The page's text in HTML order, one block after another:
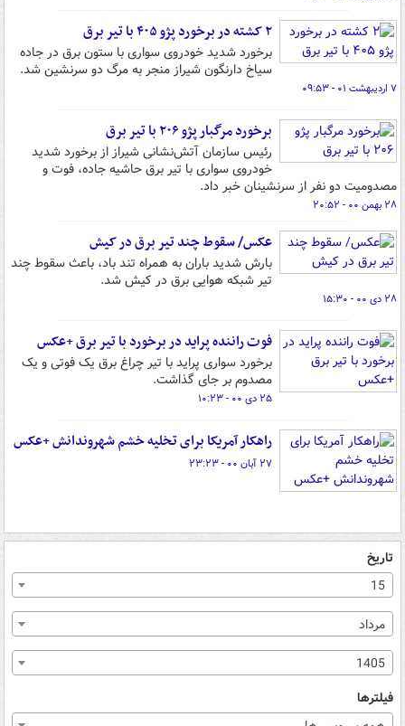
۲ کشته در برخورد پژو ۴۰۵ با تیر برق
برخورد شدید خودروی سواری با ستون برق در جاده
سیاخ دارنگون شیراز منجر به مرگ دو سرنشین شد.
۷ اردیبهشت ۰۱ - ۰۹:۵۳
برخورد مرگبار پژو ۲۰۶ با تیر برق
رئیس سازمان آتش‌نشانی شیراز از برخورد شدید
خودروی سواری با تیر برق حاشیه جاده، فوت و
مصدومیت دو نفر از سرنشینان خبر داد.
۲۸ بهمن ۰۰ - ۲۰:۵۲
عکس/ سقوط چند تیر برق در کیش
بارش شدید باران به همراه تند باد، باعث سقوط چند
تیر شبکه هوایی برق در کیش شد.
۲۸ دی ۰۰ - ۱۵:۳۰
فوت راننده پراید در برخورد با تیر برق +عکس
برخورد سواری پراید با تیر چراغ برق یک فوتی و یک
مصدوم بر جای گذاشت.
۲۵ دی ۰۰ - ۱۰:۲۳
راهکار آمریکا برای تخلیه خشم شهروندانش +عکس
۲۷ آبان ۰۰ - ۲۳:۲۳
تاریخ
15
مرداد
1405
فیلترها